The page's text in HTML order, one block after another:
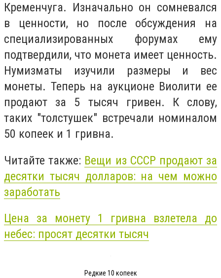
Кременчуга. Изначально он сомневался
в ценности, но после обсуждения на
специализированных форумах ему
подтвердили, что монета имеет ценность.
Нумизматы изучили размеры и вес
монеты. Теперь на аукционе Виолити ее
продают за 5 тысяч гривен. К слову,
таких "толстушек" встречали номиналом
50 копеек и 1 гривна.
Читайте также: Вещи из СССР продают за
десятки тысяч долларов: на чем можно
заработать
Цена за монету 1 гривна взлетела до
небес: просят десятки тысяч
Редкие 10 копеек